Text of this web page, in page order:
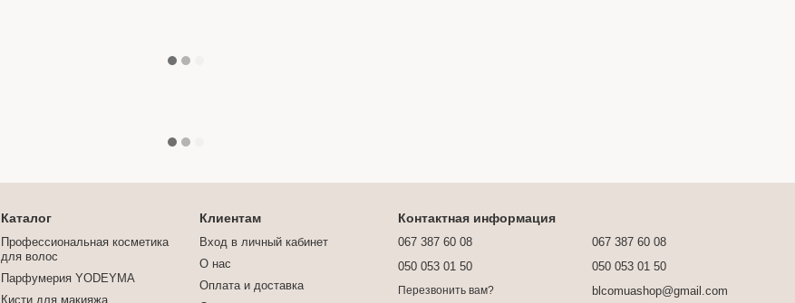
Каталог
Профессиональная косметика
для волос
Парфумерия YODEYMA
Кисти для макияжа
Клиентам
Вход в личный кабинет
О нас
Оплата и доставка
Контактная информация
067 387 60 08
050 053 01 50
Перезвонить вам?
067 387 60 08
050 053 01 50
blcomuashop@gmail.com